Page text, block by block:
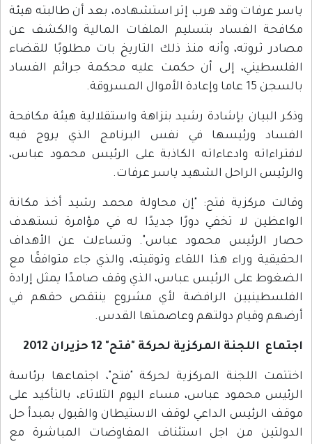
ياسر عرفات وقد هرب إثر استشهاده، بعد أن طالبته هيئة
مكافحة الفساد بتسليم الملفات المالية والكشف عن
مصادر ثروته، وأنه منذ ذلك التاريخ بات مطلوبًا للقضاء
الفلسطيني، إلى أن حكمت عليه محكمة جرائم الفساد
بالسجن 15 عاما وإعادة الأموال المسروقة.
وذكر البيان بإشادة رشيد بنزاهة واستقلالية هيئة مكافحة
الفساد ورئيسها في نفس البرنامج الذي يروج فيه
لافتراءاته وادعاءاته الكاذبة على الرئيس محمود عباس،
والرئيس الراحل الشهيد ياسر عرفات.
وقالت مركزية فتح: "إن محاولة محمد رشيد أخذ مكانة
الواعظين لا تخفي دورًا جديدًا له في مؤامرة تستهدف
حصار الرئيس محمود عباس". وتساءلت عن الأهداف
الحقيقية وراء هذا اللقاء وتوقيته، والذي جاء متوافقًا مع
الضغوط على الرئيس عباس، الذي وقف صامدًا يمثل إرادة
الفلسطينيين الرافضة لأي مشروع ينتقص حقهم في
أرضهم وقيام دولتهم وعاصمتها القدس.
اجتماع اللجنة المركزية لحركة "فتح" 12 حزيران 2012
اختتمت اللجنة المركزية لحركة "فتح"، اجتماعها برئاسة
الرئيس محمود عباس، مساء اليوم الثلاثاء، بالتأكيد على
موقف الرئيس الداعي لوقف الاستيطان والقبول بمبدأ حل
الدولتين من اجل استئناف المفاوضات المباشرة مع